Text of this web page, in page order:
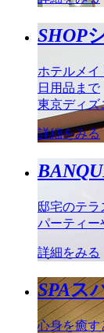
SHOP
ホテルメ
日用品まで
東京ディズ
詳細をみる
邸宅のテラ
パーティー
詳細をみる
SPAス
心身を癒す